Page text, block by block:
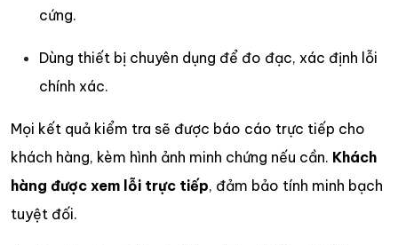
cứng.
Dùng thiết bị chuyên dụng để đo đạc, xác định lỗi
chính xác.
Mọi kết quả kiểm tra sẽ được báo cáo trực tiếp cho
khách hàng, kèm hình ảnh minh chứng nếu cần. Khách
hàng được xem lỗi trực tiếp, đảm bảo tính minh bạch
tuyệt đối.